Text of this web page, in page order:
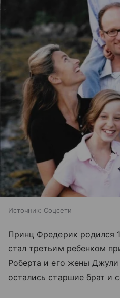
Источник: Соцсети
Принц Фредерик родился
стал третьим ребенком
Роберта и его жены
остались старшие брат и